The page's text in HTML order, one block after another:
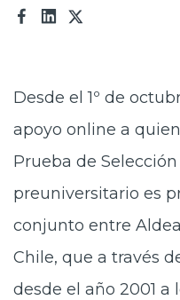
Desde el 1º de
apoyo online a
Prueba de
preuniversitario es
conjunto entre
Chile, que a través
desde el año 2001 a